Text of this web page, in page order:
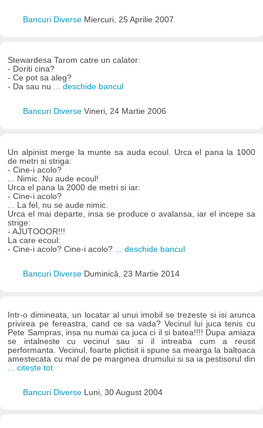
Bancuri Diverse Miercuri, 25 Aprilie 2007
Stewardesa Tarom catre un calator:
- Doriti cina?
- Ce pot sa aleg?
- Da sau nu ... deschide bancul
Bancuri Diverse Vineri, 24 Martie 2006
Un alpinist merge la munte sa auda ecoul. Urca el pana la 1000
de metri si striga:
- Cine-i acolo?
... Nimic. Nu aude ecoul!
Urca el pana la 2000 de metri si iar:
- Cine-i acolo?
... La fel, nu se aude nimic.
Urca el mai departe, insa se produce o avalansa, iar el incepe sa
strige:
- AJUTOOOR!!!
La care ecoul:
- Cine-i acolo? Cine-i acolo?
... deschide bancul
Bancuri Diverse Duminică, 23 Martie 2014
Intr-o dimineata, un locatar al unui imobil se trezeste si isi arunca
privirea pe fereastra, cand ce sa vada? Vecinul lui juca tenis cu
Pete Sampras, insa nu numai ca juca ci il si batea!!!! Dupa amiaza
se intalneste cu vecinul sau si il intreaba cum a reusit
performanta. Vecinul, foarte plictisit ii spune sa mearga la baltoaca
amestecata cu mal de pe marginea drumului si sa ia pestisorul din
... citește tot
Bancuri Diverse Luni, 30 August 2004